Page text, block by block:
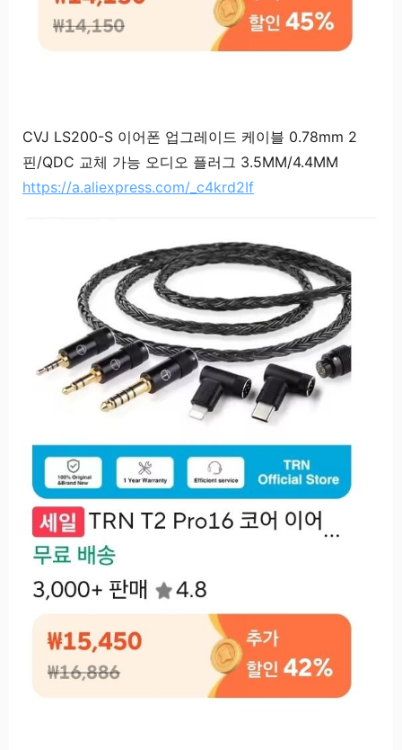
CVJ LS200-S 이어폰 업그레이드 케이블 0.78mm 2
핀/QDC 교체 가능 오디오 플러그 3.5MM/4.4MM
https://a.aliexpress.com/_c4krd2If